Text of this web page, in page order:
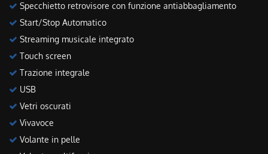
Specchietto retrovisore con funzione antiabbagliamento
Start/Stop Automatico
Streaming musicale integrato
Touch screen
Trazione integrale
USB
Vetri oscurati
Vivavoce
Volante in pelle